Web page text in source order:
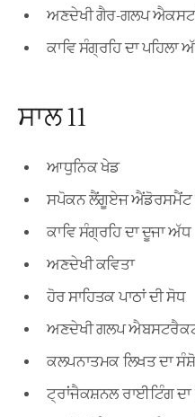
ਅਣਦੇਖੀ ਗੈਰ-ਗਲਪ
ਕਾਵਿ ਸੰਗ੍ਰਹਿ ਦਾ ਪਹਿਲਾ
ਸਾਲ 11
ਆਧੁਨਿਕ ਖੇਡ
ਸਪੋਕਨ ਲੈਂਗੂਏਜ ਐਂਡੋਰਸਮੈਂਟ
ਕਾਵਿ ਸੰਗ੍ਰਹਿ ਦਾ ਦੂਜਾ ਅੱਧ
ਅਣਦੇਖੀ ਕਵਿਤਾ
ਹੋਰ ਸਾਹਿਤਕ ਪਾਠਾਂ ਦੀ ਸੋਧ
ਅਣਦੇਖੀ ਗਲਪ
ਕਲਪਨਾਤਮਕ ਲਿਖਤ ਦਾ
ਟ੍ਰਾਂਜੈਕਸ਼ਨਲ ਰਾਈਟਿੰਗ